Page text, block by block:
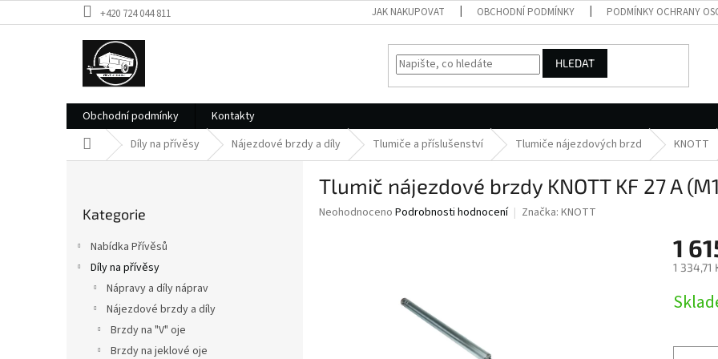
na
+420 724 044 811 JAK NAKUPOVAT OBCHODNÍ PODMÍNKY PODMÍNKY OCHRANY
HLEDAT
Obchodní podmínky
Kontakty
Domů Díly na přívěsy Nájezdové brzdy a díly Tlumiče a příslušenství Tlumiče nájezdových brzd KNOTT
kategorie
Kategorie
Nabídka Přívěsů
Díly na přívěsy
Nápravy a díly náprav
Nájezdové brzdy a díly
Brzdy na "V" oje
Brzdy na jeklové oje
Tlumič nájezdové brzdy KNOTT KF 27 A
Průměrné
Neohodnoceno Podrobnosti hodnocení Značka: KNOTT
1
1 334,71
cena: